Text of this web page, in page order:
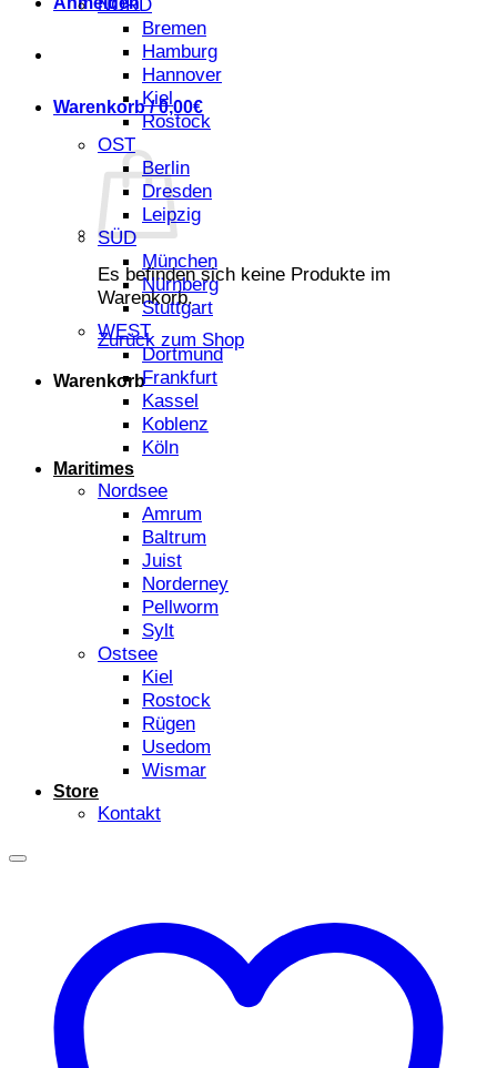
Warenkorb /0,00€
Es befinden sich keine Produkte im
Warenkorb.
Zurück zum Shop
Warenkorb
Bremen
Hamburg
Hannover
Kiel
Rostock
OST
Berlin
Dresden
Leipzig
SÜD
München
Nürnberg
Stuttgart
WEST
Dortmund
Frankfurt
Kassel
Koblenz
Köln
Maritimes
Nordsee
Amrum
Baltrum
Juist
Norderney
Pellworm
Sylt
Ostsee
Kiel
Rostock
Rügen
Usedom
Wismar
Store
Kontakt